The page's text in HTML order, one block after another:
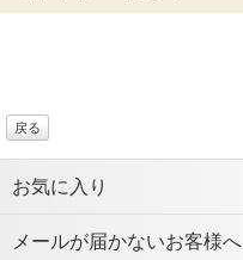
戻る
お気に入り
メールが届かないお客様へ